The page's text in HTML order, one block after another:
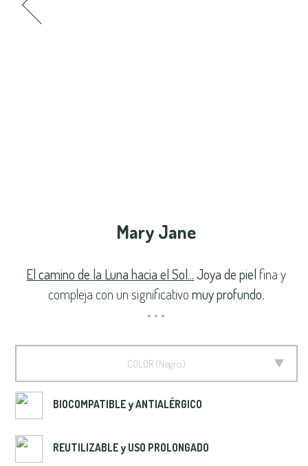
Mary Jane
El camino de la Luna hacia el Sol... Joya de piel fina y
compleja con un significativo muy profundo.
COLOR Negro
BIOCOMPATIBLE y ANTIALÉRGICO
REUTILIZABLE y USO PROLONGADO